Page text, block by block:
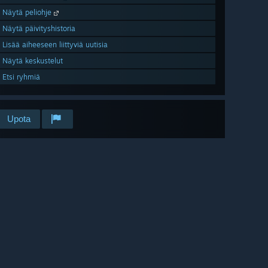
Näytä peliohje
Näytä päivityshistoria
Lisää aiheeseen liittyviä uutisia
Näytä keskustelut
Etsi ryhmiä
Upota